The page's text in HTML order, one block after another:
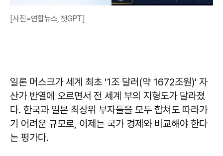
[사진=연합뉴스, 챗GPT]
일론 머스크가 세계 최초 '1조 달러(약 1672조원)' 자
산가 반열에 오르면서 전 세계 부의 지형도가 달라졌
다. 한국과 일본 최상위 부자들을 모두 합쳐도 따라가
기 어려운 규모로, 이제는 국가 경제와 비교해야 한다
는 평가다.